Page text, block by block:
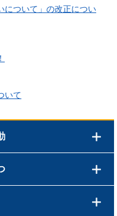
について」の改正につい
いて